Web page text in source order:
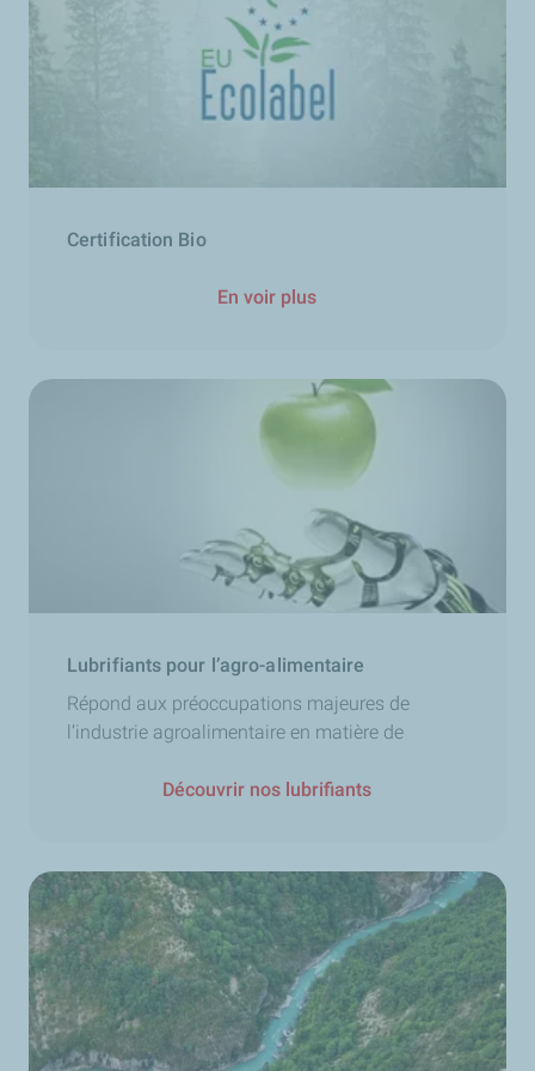
Certification Bio
En voir plus
Lubrifiants pour l’agro-alimentaire
Répond aux préoccupations majeures de
l’industrie agroalimentaire en matière de
Découvrir nos lubrifiants